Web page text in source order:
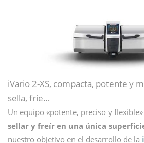
iVario 2-XS, compacta, potente y
sella, fríe…
Un equipo «potente, preciso y
sellar y freír en una única
nuestro objetivo en el desarrollo de la